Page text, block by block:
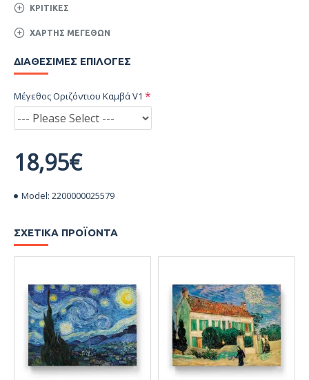
ΚΡΙΤΙΚΈΣ
ΧΆΡΤΗΣ ΜΕΓΕΘΏΝ
Model: 2200000025579
18,95€
ΔΙΑΘΈΣΙΜΕΣ ΕΠΙΛΟΓΈΣ
Μέγεθος Οριζόντιου Καμβά V1
ΣΧΕΤΙΚΆ ΠΡΟΪΌΝΤΑ